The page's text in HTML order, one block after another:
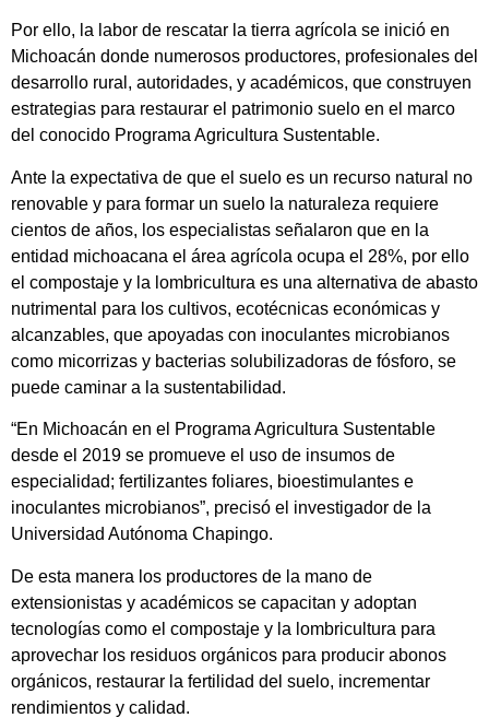
Por ello, la labor de rescatar la tierra agrícola se inició en
Michoacán donde numerosos productores, profesionales del
desarrollo rural, autoridades, y académicos, que construyen
estrategias para restaurar el patrimonio suelo en el marco
del conocido Programa Agricultura Sustentable.
Ante la expectativa de que el suelo es un recurso natural no
renovable y para formar un suelo la naturaleza requiere
cientos de años, los especialistas señalaron que en la
entidad michoacana el área agrícola ocupa el 28%, por ello
el compostaje y la lombricultura es una alternativa de abasto
nutrimental para los cultivos, ecotécnicas económicas y
alcanzables, que apoyadas con inoculantes microbianos
como micorrizas y bacterias solubilizadoras de fósforo, se
puede caminar a la sustentabilidad.
“En Michoacán en el Programa Agricultura Sustentable
desde el 2019 se promueve el uso de insumos de
especialidad; fertilizantes foliares, bioestimulantes e
inoculantes microbianos”, precisó el investigador de la
Universidad Autónoma Chapingo.
De esta manera los productores de la mano de
extensionistas y académicos se capacitan y adoptan
tecnologías como el compostaje y la lombricultura para
aprovechar los residuos orgánicos para producir abonos
orgánicos, restaurar la fertilidad del suelo, incrementar
rendimientos y calidad.